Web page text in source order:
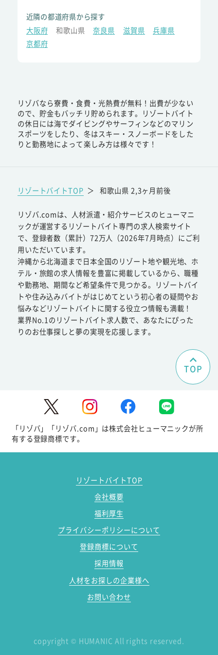
近隣の都道府県から探す
大阪府
和歌山県 奈良県 滋賀県
兵庫県
京都府
リゾバなら寮費・食費・光熱費が無料！出費が少ない
ので、貯金もバッチリ貯められます。リゾートバイト
の休日には海でダイビングやサーフィンなどのマリン
スポーツをしたり、冬はスキー・スノーボードをした
りと勤務地によって楽しみ方は様々です！
リゾートバイトTOP ＞ 和歌山県 2,3ヶ月前後
リゾバ.comは、人材派遣・紹介サービスのヒューマニ
ックが運営するリゾートバイト専門の求人検索サイト
で、登録者数（累計）72万人（2026年7月時点）にご利
用いただいています。
沖縄から北海道まで日本全国のリゾート地や観光地、ホ
テル・旅館の求人情報を豊富に掲載しているから、職種
や勤務地、期間など希望条件で見つかる。リゾートバイ
トや住み込みバイトがはじめてという初心者の疑問やお
悩みなどリゾートバイトに関する役立つ情報も満載！
業界No.1のリゾートバイト求人数で、あなたにぴった
りのお仕事探しと夢の実現を応援します。
TOP
「リゾバ」「リゾバ.com」は株式会社ヒューマニックが所
有する登録商標です。
リゾートバイトTOP
会社概要
福利厚生
プライバシーポリシーについて
登録商標について
採用情報
人材をお探しの企業様へ
お問い合わせ
copyright © HUMANIC All rights reserved.